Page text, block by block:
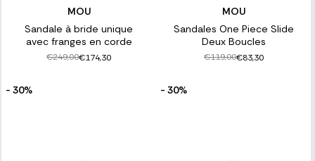
MOU
Sandale à bride unique
avec franges en corde
€249,00€174,30
MOU
Sandales One Piece Slide
Deux Boucles
€119,00€83,30
- 30% - 30%